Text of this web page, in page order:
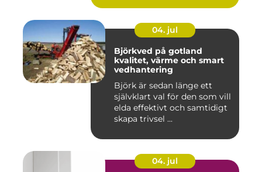
04. jul
Björkved på gotland
kvalitet, värme och smart
vedhantering
Björk är sedan länge ett
självklart val för den som vill
elda effektivt och samtidigt
skapa trivsel ...
04. jul